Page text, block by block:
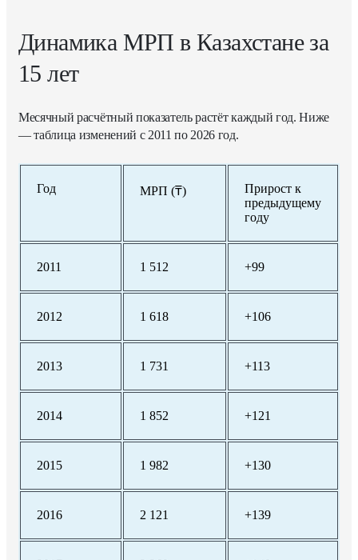
Динамика МРП в Казахстане за
15 лет
Месячный расчётный показатель растёт каждый год. Ниже
— таблица изменений с 2011 по 2026 год.
Год МРП (₸)
Прирост к
предыдущему
году
2011 1 512 +99
2012 1 618 +106
2013 1 731 +113
2014 1 852 +121
2015 1 982 +130
2016 2 121 +139